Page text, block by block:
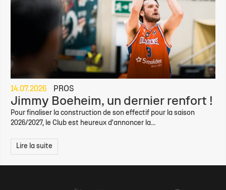
14.07.2026 PROS
Jimmy Boeheim, un dernier renfort !
Pour finaliser la construction de son effectif pour la saison
2026/2027, le Club est heureux d'annoncer la...
Lire la suite